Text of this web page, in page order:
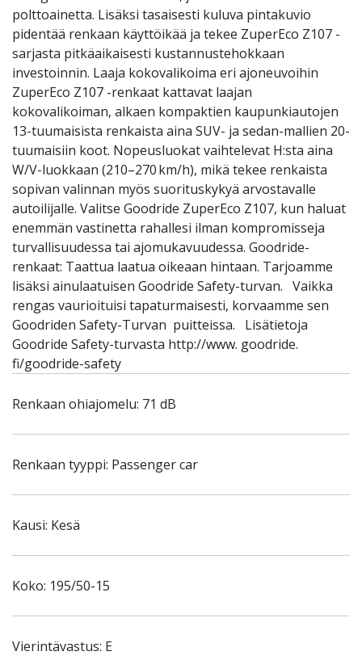
polttoainetta. Lisäksi tasaisesti kuluva pintakuvio
pidentää renkaan käyttöikää ja tekee ZuperEco Z107 -
sarjasta pitkäaikaisesti kustannustehokkaan
investoinnin. Laaja kokovalikoima eri ajoneuvoihin
ZuperEco Z107 -renkaat kattavat laajan
kokovalikoiman, alkaen kompaktien kaupunkiautojen
13-tuumaisista renkaista aina SUV- ja sedan-mallien 20-
tuumaisiin koot. Nopeusluokat vaihtelevat H:sta aina
W/V-luokkaan (210–270 km/h), mikä tekee renkaista
sopivan valinnan myös suorituskykyä arvostavalle
autoilijalle. Valitse Goodride ZuperEco Z107, kun haluat
enemmän vastinetta rahallesi ilman kompromisseja
turvallisuudessa tai ajomukavuudessa. Goodride-
renkaat: Taattua laatua oikeaan hintaan. Tarjoamme
lisäksi ainulaatuisen Goodride Safety-turvan. Vaikka
rengas vaurioituisi tapaturmaisesti, korvaamme sen
Goodriden Safety-Turvan puitteissa. Lisätietoja
Goodride Safety-turvasta http://www. goodride.
fi/goodride-safety
Renkaan ohiajomelu: 71 dB
Renkaan tyyppi: Passenger car
Kausi: Kesä
Koko: 195/50-15
Vierintävastus: E